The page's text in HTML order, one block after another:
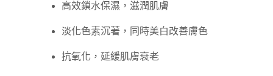
高效鎖水保濕，滋潤肌膚
淡化色素沉著，同時美白改善膚色
抗氧化，延緩肌膚衰老